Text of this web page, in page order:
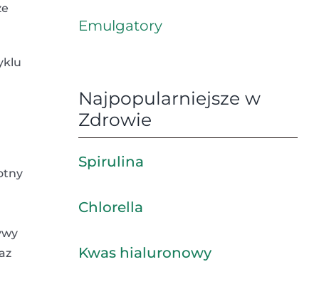
Emulgatory
Najpopularniejsze w
Zdrowie
Spirulina
Chlorella
Kwas hialuronowy